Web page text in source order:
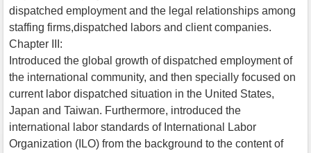
dispatched employment and the legal relationships among
staffing firms,dispatched labors and client companies.
Chapter III:
Introduced the global growth of dispatched employment of
the international community, and then specially focused on
current labor dispatched situation in the United States,
Japan and Taiwan. Furthermore, introduced the
international labor standards of International Labor
Organization (ILO) from the background to the content of